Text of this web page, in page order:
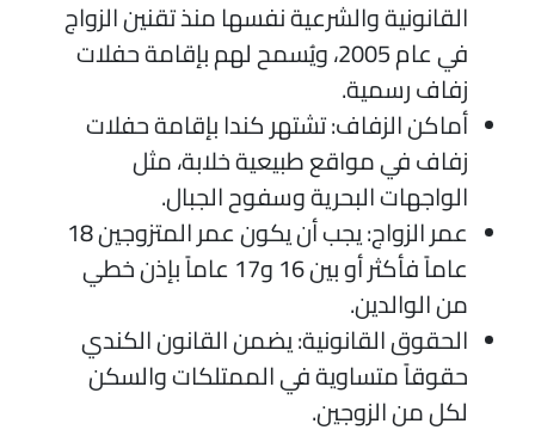
القانونية والشرعية نفسها منذ تقنين الزواج
في عام 2005، ويُسمح لهم بإقامة حفلات
زفاف رسمية.
أماكن الزفاف: تشتهر كندا بإقامة حفلات
زفاف في مواقع طبيعية خلابة، مثل
الواجهات البحرية وسفوح الجبال.
عمر الزواج: يجب أن يكون عمر المتزوجين 18
عاماً فأكثر أو بين 16 و17 عاماً بإذن خطي
من الوالدين.
الحقوق القانونية: يضمن القانون الكندي
حقوقاً متساوية في الممتلكات والسكن
لكل من الزوجين.